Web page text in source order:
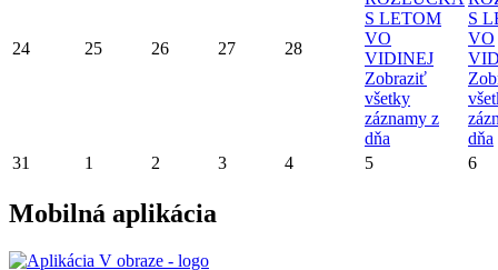
24 25 26 27 28
S LETOM
VO
VIDINEJ
Zobraziť
všetky
záznamy z
dňa
S
VO
dňa
31
1 2 3 4 5 6
Mobilná aplikácia